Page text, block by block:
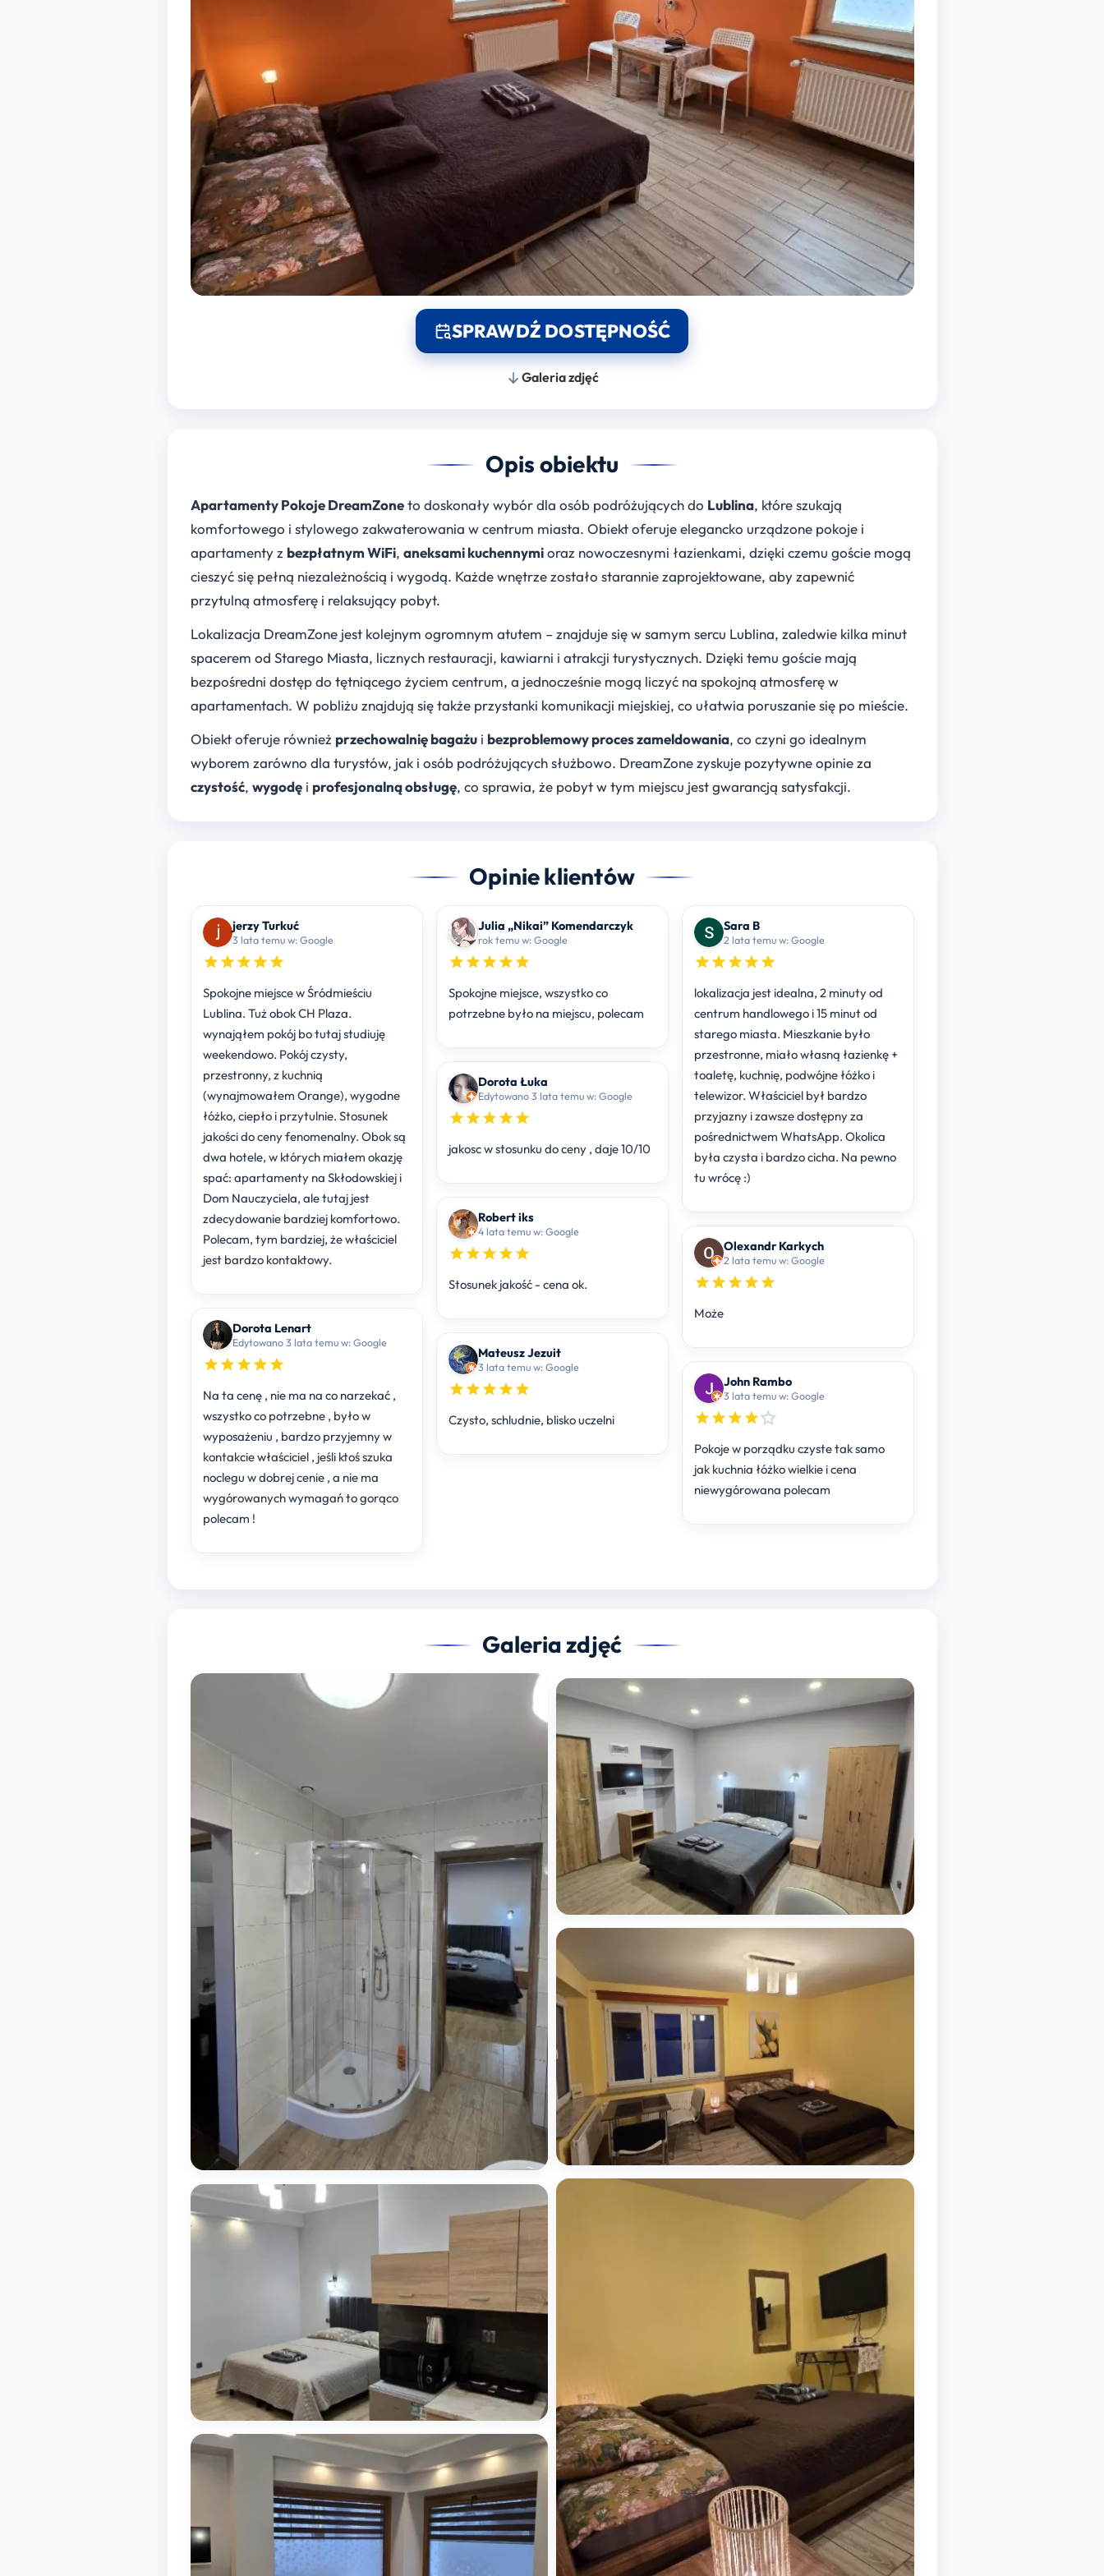
SPRAWDŹ DOSTĘPNOŚĆ
Galeria zdjęć
Opis obiektu
Apartamenty Pokoje DreamZoneto doskonały wybór dla osób podróżujących do Lublina, które szukają
komfortowego i stylowego zakwaterowania w centrum miasta. Obiekt oferuje elegancko urządzone pokoje i
apartamenty z bezpłatnym WiFi, aneksami kuchennymioraz nowoczesnymi łazienkami, dzięki czemu goście mogą
cieszyć się pełną niezależnością i wygodą. Każde wnętrze zostało starannie zaprojektowane, aby zapewnić
przytulną atmosferę i relaksujący pobyt.
Lokalizacja DreamZone jest kolejnym ogromnym atutem – znajduje się w samym sercu Lublina, zaledwie kilka minut
spacerem od Starego Miasta, licznych restauracji, kawiarni i atrakcji turystycznych. Dzięki temu goście mają
bezpośredni dostęp do tętniącego życiem centrum, a jednocześnie mogą liczyć na spokojną atmosferę w
apartamentach. W pobliżu znajdują się także przystanki komunikacji miejskiej, co ułatwia poruszanie się po mieście.
Obiekt oferuje również przechowalnię bagażui bezproblemowy proces zameldowania, co czyni go idealnym
wyborem zarówno dla turystów, jak i osób podróżujących służbowo. DreamZone zyskuje pozytywne opinie za
czystość, wygodęi profesjonalną obsługę, co sprawia, że pobyt w tym miejscu jest gwarancją satysfakcji.
Opinie klientów
jerzy Turkuć
3 lata temu w: Google
Spokojne miejsce w Śródmieściu
Lublina. Tuż obok CH Plaza.
wynająłem pokój bo tutaj studiuję
weekendowo. Pokój czysty,
przestronny, z kuchnią
(wynajmowałem Orange), wygodne
łóżko, ciepło i przytulnie. Stosunek
jakości do ceny fenomenalny. Obok są
dwa hotele, w których miałem okazję
spać: apartamenty na Skłodowskiej i
Dom Nauczyciela, ale tutaj jest
zdecydowanie bardziej komfortowo.
Polecam, tym bardziej, że właściciel
jest bardzo kontaktowy.
Dorota Lenart
Edytowano 3 lata temu w: Google
Na ta cenę , nie ma na co narzekać ,
wszystko co potrzebne , było w
wyposażeniu , bardzo przyjemny w
kontakcie właściciel , jeśli ktoś szuka
noclegu w dobrej cenie , a nie ma
wygórowanych wymagań to gorąco
polecam !
Julia „Nikai” Komendarczyk
rok temu w: Google
Spokojne miejsce, wszystko co
potrzebne było na miejscu, polecam
Dorota Łuka
Edytowano 3 lata temu w: Google
jakosc w stosunku do ceny , daje 10/10
Robert iks
4 lata temu w: Google
Stosunek jakość - cena ok.
Mateusz Jezuit
3 lata temu w: Google
Czysto, schludnie, blisko uczelni
Sara B
2 lata temu w: Google
lokalizacja jest idealna, 2 minuty od
centrum handlowego i 15 minut od
starego miasta. Mieszkanie było
przestronne, miało własną łazienkę +
toaletę, kuchnię, podwójne łóżko i
telewizor. Właściciel był bardzo
przyjazny i zawsze dostępny za
pośrednictwem WhatsApp. Okolica
była czysta i bardzo cicha. Na pewno
tu wrócę :)
Olexandr Karkych
2 lata temu w: Google
Może
John Rambo
3 lata temu w: Google
Pokoje w porządku czyste tak samo
jak kuchnia łóżko wielkie i cena
niewygórowana polecam
Galeria zdjęć